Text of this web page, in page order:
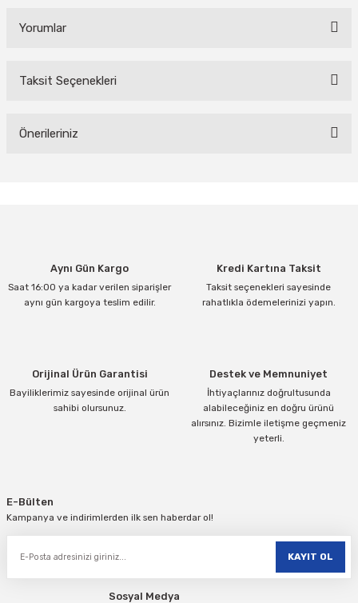
Yorumlar
Bu ürüne ilk yorumu siz yapın!
Taksit Seçenekleri
Önerileriniz
Ürün açıklamasında eksik bilgiler bulunuyor.
Ürün bilgilerinde hatalar bulunuyor.
Aynı Gün Kargo
Saat 16:00 ya kadar verilen siparişler
aynı gün kargoya teslim edilir.
Kredi Kartına Taksit
Taksit seçenekleri sayesinde
rahatlıkla ödemelerinizi yapın.
Orijinal Ürün Garantisi
Bayiliklerimiz sayesinde orijinal ürün
sahibi olursunuz.
Destek ve Memnuniyet
İhtiyaçlarınız doğrultusunda
alabileceğiniz en doğru ürünü
alırsınız. Bizimle iletişme geçmeniz
yeterli.
E-Bülten
Kampanya ve indirimlerden ilk sen haberdar ol!
KAYIT OL
Sosyal Medya